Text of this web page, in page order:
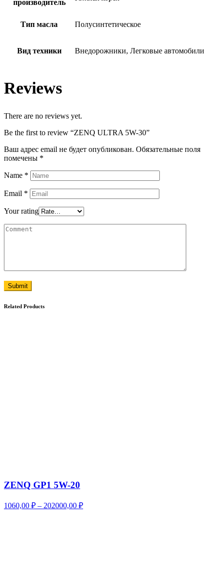
производитель
Тип масла Полусинтетическое
Вид техники Внедорожники, Легковые автомобили
Reviews
There are no reviews yet.
Be the first to review “ZENQ ULTRA 5W-30”
Ваш адрес email не будет опубликован. Обязательные поля
помечены *
Name *
Email *
Your rating
Submit
Related Products
ZENQ GP1 5W-20
1060,00 ₽ – 202000,00 ₽Диапазон